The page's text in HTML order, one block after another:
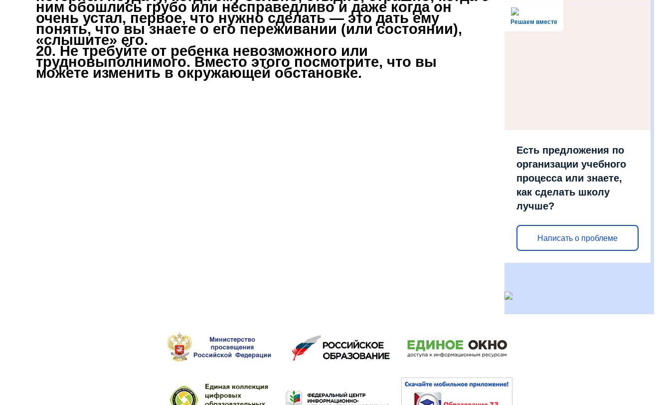
Решаем вместе
Есть предложения по
организации учебного
процесса или знаете,
как сделать школу
лучше?
Написать о проблеме
ним обошлись грубо или несправедливо и даже когда он
очень устал, первое, что нужно сделать — это дать ему
понять, что вы знаете о его переживании (или состоянии),
«слышите» его.
20. Не требуйте от ребенка невозможного или
трудновыполнимого. Вместо этого посмотрите, что вы
можете изменить в окружающей обстановке.